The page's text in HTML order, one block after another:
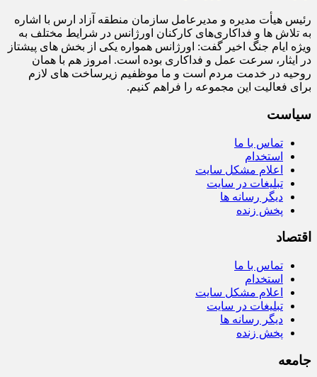
رئیس هیأت‌ مدیره و مدیرعامل سازمان منطقه آزاد ارس با اشاره
به تلاش‌ ها و فداکاری‌های کارکنان اورژانس در شرایط مختلف به‌
ویژه ایام جنگ اخیر گفت: اورژانس همواره یکی از بخش‌ های پیشتاز
در ایثار، سرعت‌ عمل و فداکاری بوده است. امروز هم با همان
روحیه در خدمت مردم است و ما موظفیم زیرساخت‌ های لازم
برای فعالیت این مجموعه را فراهم کنیم.
سیاست
تماس با ما
استخدام
اعلام مشکل سایت
تبلیغات در سایت
دیگر رسانه ها
پخش زنده
اقتصاد
تماس با ما
استخدام
اعلام مشکل سایت
تبلیغات در سایت
دیگر رسانه ها
پخش زنده
جامعه